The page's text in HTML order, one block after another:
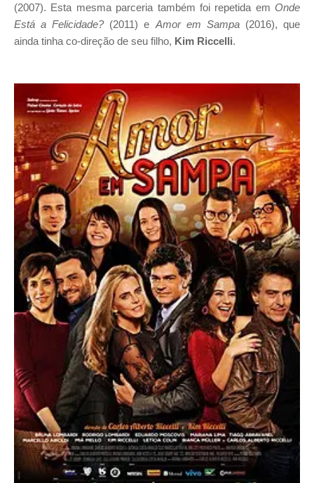
(2007). Esta mesma parceria também foi repetida em Onde
Está a Felicidade? (2011) e Amor em Sampa(2016), que
ainda tinha co-direção de seu filho, Kim Riccelli.